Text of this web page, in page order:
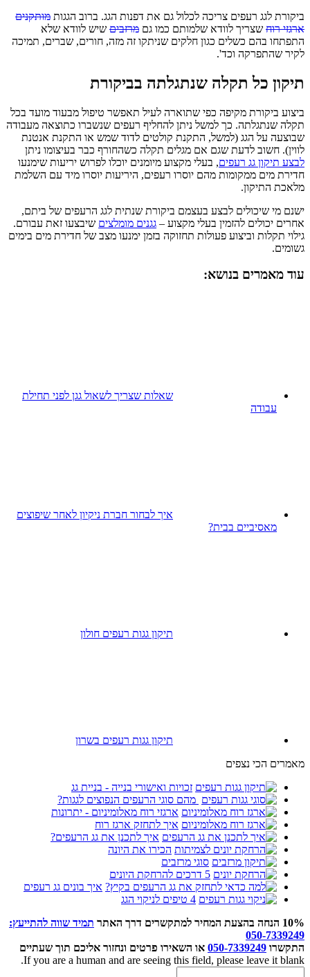
ביקורת לגג רעפים צריכה לכלול גם את דפנות הגג. ברוב הגגות מותקנים
ארגזי רוח שצריך לוודא שלמותם כמו גם מרזבים שיש לוודא שלא
התפתחו בהם כשלים כגון חלקים שניתקו זה מזה, חורים, שברים, תמיכה
לקיר שהתפרקה וכד'.
תיקון כל תקלה שנתגלתה בביקורת
ביצוע ביקורת מקיפה כפי שתוארה לעיל תאפשר טיפול מבעוד מועד בכל
תקלה שנתגלתה. כך למשל ניתן להחליף רעפים שנשברו כתוצאה מעבודה
שבוצעה על הגג (למשל, התקנת קולטים לדוד שמש או התקנת אנטנת
לווין). חשוב לדעת שגם אם מגלים תקלה כשהחורף כבר בעיצומו ניתן
לבצע תיקון גג רעפים, בעלי מקצוע מיומנים יוכלו לפרוש יריעות שימנעו
חדירת מים ממקומות מהם יוסרו רעפים, היריעות יוסרו מיד עם השלמת
מלאכת התיקון.
ישנם מי שיכולים לבצע בעצמם ביקורת שנתית לגג הרעפים של ביתם,
אחרים יכולים להזמין בעלי מקצוע – גגנים מומלצים שיבצעו זאת עבורם.
גילוי תקלות וביצוע פעולות תחזוקה בזמן ימנעו מצב של חדירת מים בימים
גשומים.
עוד מאמרים בנושא:
שאלות שצריך לשאול גגן לפני תחילת
עבודה
איך לבחור חברת ניקיון לאחר שיפוצים
מאסיביים בבית?
תיקון גגות רעפים חולון
תיקון גגות רעפים בשרון
מאמרים הכי נצפים
זכויות ואישורי בנייה - בניית גג
מהם סוגי הרעפים הנפוצים לגגות?
ארגזי רוח מאלומיניום - יתרונות
איך לתחזק ארגז רוח
איך לתכנן את גג הרעפים?
הכירו את היונה
סוגי מרזבים
5 דרכים להרחקת היונים
איך בונים גג רעפים
4 טיפים לניקוי הגג
10% הנחה בהצעת המחיר למתקשרים דרך האתר
תמיד שווה להתייעץ:
050-7339249
התקשרו 050-7339249 או השאירו פרטים ונחזור אליכם תוך שעתיים
If you are a human and are seeing this field, please leave it blank.